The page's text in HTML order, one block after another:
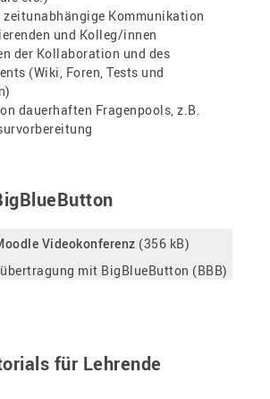
zeitunabhängige Kommunikation
und Kolleg/innen
der Kollaboration und des
(Wiki, Foren, Tests und
dauerhaften Fragenpools, z.B.
Videokonferenz (356 kB)
mit BigBlueButton (BBB)
für Lehrende